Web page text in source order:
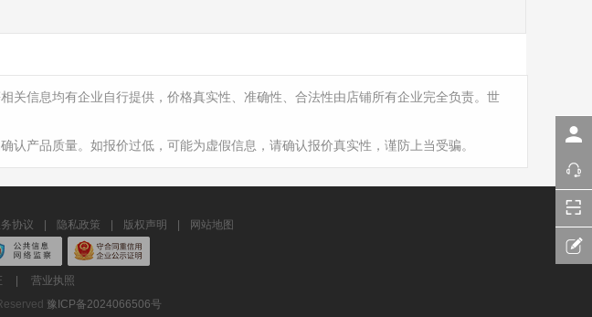
关信息均有企业自行提供，价格真实性、准确性、合法性由店铺所有企业完全负责。世
认产品质量。如报价过低，可能为虚假信息，请确认报价真实性，谨防上当受骗。
务协议 隐私政策 版权声明 网站地图
营业执照
豫ICP备2024066506号